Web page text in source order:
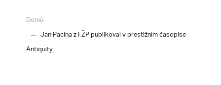
Domů
Jan Pacina z FŽP publikoval v prestižním časopise
Antiquity